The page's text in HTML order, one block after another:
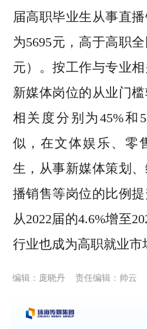
届高职毕业生从事直
为5695元，高于高职
元）。按工作与专业
新媒体岗位的从业门
相关度分别为45%和
似，在文体娱乐、零
生，从事新媒体策划
播销售等岗位的比例
从2022届的4.6%增至
行业也成为高职就业市
编辑：庞晓丹 责任编辑：帅云